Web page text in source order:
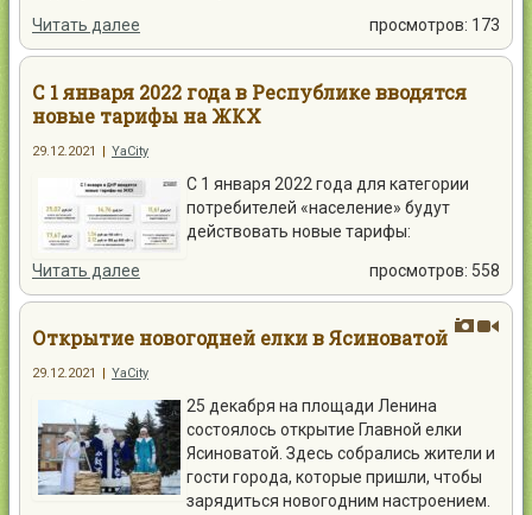
Читать далее
просмотров: 173
С 1 января 2022 года в Республике вводятся
новые тарифы на ЖКХ
29.12.2021 | YaCity
С 1 января 2022 года для категории
потребителей «население» будут
действовать новые тарифы:
Читать далее просмотров: 558
Открытие новогодней елки в Ясиноватой
29.12.2021 | YaCity
25 декабря на площади Ленина
состоялось открытие Главной елки
Ясиноватой. Здесь собрались жители и
гости города, которые пришли, чтобы
зарядиться новогодним настроением.